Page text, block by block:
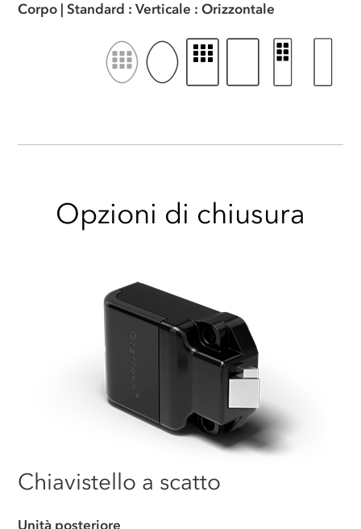
Corpo |Standard :Verticale :Orizzontale
Opzioni di chiusura
Chiavistello a scatto
Unità posteriore